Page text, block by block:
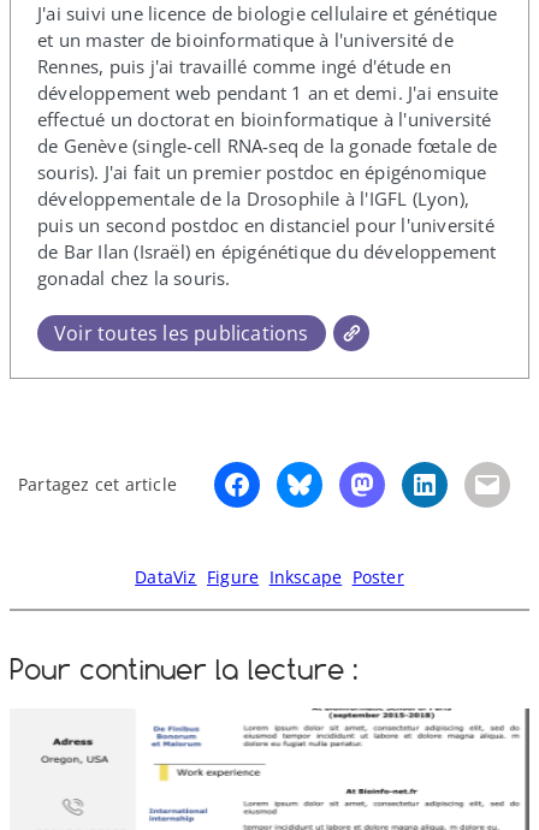
J'ai suivi une licence de biologie cellulaire et génétique
et un master de bioinformatique à l'université de
Rennes, puis j'ai travaillé comme ingé d'étude en
développement web pendant 1 an et demi. J'ai ensuite
effectué un doctorat en bioinformatique à l'université
de Genève (single-​cell RNA-​seq de la gonade fœtale de
souris). J'ai fait un premier postdoc en épigénomique
développementale de la Drosophile à l'IGFL (Lyon),
puis un second postdoc en distanciel pour l'université
de Bar Ilan (Israël) en épigénétique du développement
gonadal chez la souris.
Voir toutes les publications
Partagez cet article
DataViz Figure Inkscape Poster
Pour continuer la lecture :